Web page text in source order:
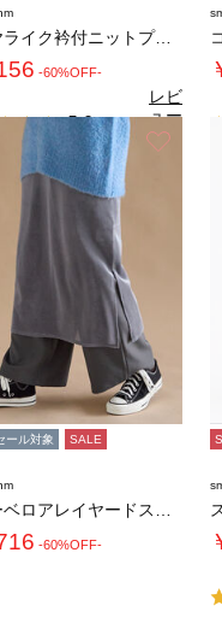
モヘヤライク衿付ニットプルオーバー
-60%OFF-
5.0（1）
レビ
ュー
を見
る
ール対象 SALE
-60%OFF-